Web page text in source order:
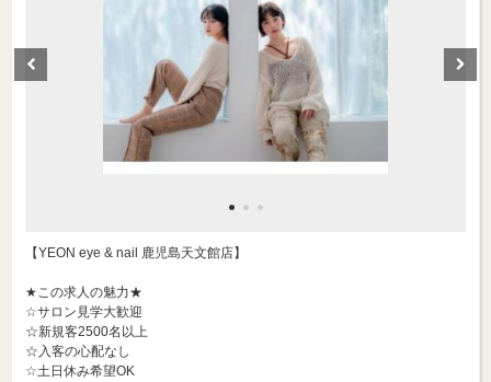
【YEON eye & nail 鹿児島天文館店】
★この求人の魅力★
☆サロン見学大歓迎
☆新規客2500名以上
☆入客の心配なし
☆土日休み希望OK